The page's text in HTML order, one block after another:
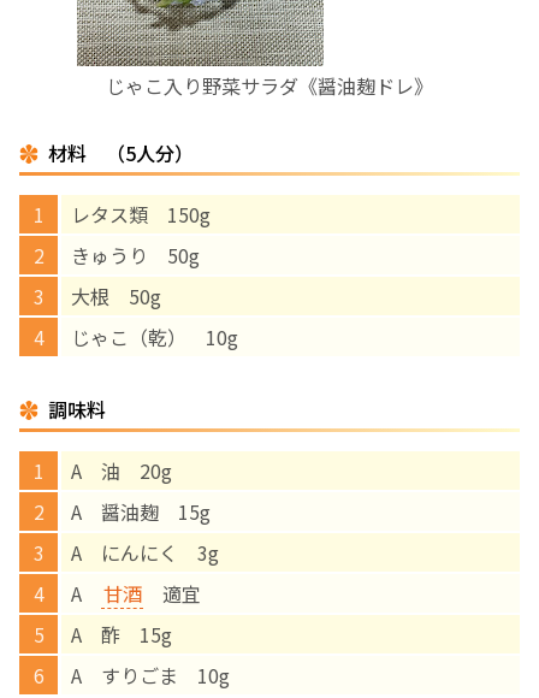
じゃこ入り野菜サラダ《醤油麹ドレ》
材料 （5人分）
レタス類 150g
きゅうり 50g
大根 50g
じゃこ（乾） 10g
調味料
A 油 20g
A 醤油麹 15g
A にんにく 3g
A 甘酒 適宜
A 酢 15g
A すりごま 10g
母乳育児
予防接種
‘さんルーム’ でさまざまな講座・クラス
遠方にお住まいで当院での出産を希望される方へ
医師プロフィール
English Page